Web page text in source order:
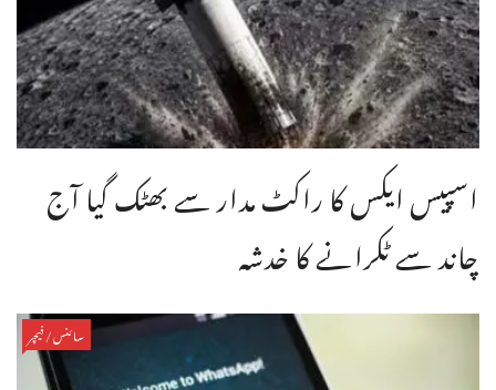
اسپیس ایکس کا راکٹ مدار سے بھٹک گیا آج
چاند سے ٹکرانے کا خدشہ
سائنس/فیچر